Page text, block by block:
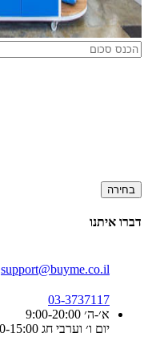
בחירה
דברו איתנו
support@buyme.co.il
03-3737117
א׳-ה׳ 9:00-20:00
יום ו׳ וערבי חג 9:00-15:00